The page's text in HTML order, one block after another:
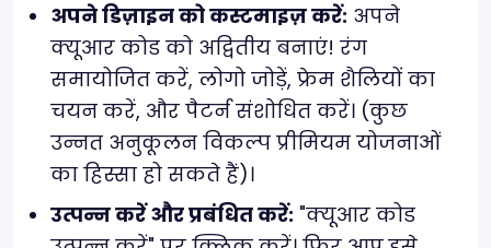
अपने डिज़ाइन को कस्टमाइज़ करें: अपने
क्यूआर कोड को अद्वितीय बनाएं! रंग
समायोजित करें, लोगो जोड़ें, फ्रेम शैलियों का
चयन करें, और पैटर्न संशोधित करें। (कुछ
उन्नत अनुकूलन विकल्प प्रीमियम योजनाओं
का हिस्सा हो सकते हैं)।
उत्पन्न करें और प्रबंधित करें: "क्यूआर कोड